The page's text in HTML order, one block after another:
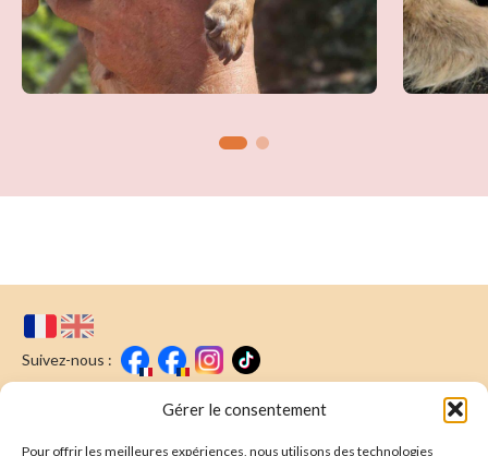
Gérer le consentement
Pour offrir les meilleures expériences, nous utilisons des technologies
Suivez-nous :
Nous écrire